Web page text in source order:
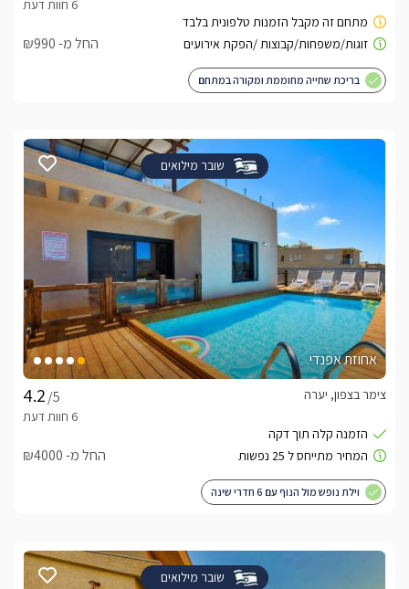
החל מ- ₪990
בריכת שחייה מחוממת ומקורה במתחם
שובר מילואים
אחוזת אפנדי
/5
צימר בצפון, יערה
החל מ- ₪4000
וילת נופש מול הנוף עם 6 חדרי שינה
שובר מילואים